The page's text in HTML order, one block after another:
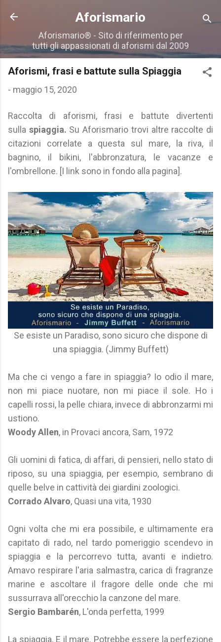
Passa ai contenuti principali
Aforismario
Aforismario® - Sito di riferimento per
tutti gli appassionati di aforismi dal 2009
Aforismi, frasi e battute sulla Spiaggia
- maggio 15, 2020
Raccolta di aforismi, frasi e battute divertenti
sulla spiaggia. Su Aforismario trovi altre raccolte di
citazioni correlate a questa sul mare, la riva, il
bagnino, il bikini, l'abbronzatura, le vacanze e
l'ombrellone. [I link sono in fondo alla pagina].
Se esiste un Paradiso, sono sicuro che dispone di
una spiaggia. (Jimmy Buffett)
Ma che ci vengo a fare in spiaggia? Io odio il mare,
non mi piace nuotare, non mi piace il sole. Ho i
capelli rossi, la pelle chiara, invece di abbronzarmi mi
ustiono.
Woody Allen, in Provaci ancora, Sam, 1972
Gli uomini di fatica, di affari, di pensieri, nello stato di
riposo, su una spiaggia, per esempio, sembrano di
quelle belve in cattività dei giardini zoologici.
Corrado Alvaro, Quasi una vita, 1930
Ogni volta che mi era possibile, e ultimamente era
capitato di rado, nel tardo pomeriggio scendevo in
spiaggia e la percorrevo tutta, avanti e indietro.
Amavo respirare l'aria salmastra, carica di fragranze
marine e ascoltare il fragore delle onde che mi
sussurrava all'orecchio la canzone del mare.
Sergio Bambarén, L'onda perfetta, 1999
La spiaggia. E il mare. Potrebbe essere la perfezione